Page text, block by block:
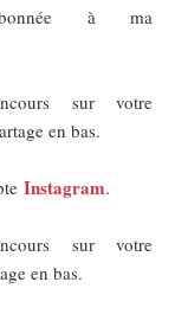
à ma
sur votre
en bas.
Instagram.
sur votre
en bas.